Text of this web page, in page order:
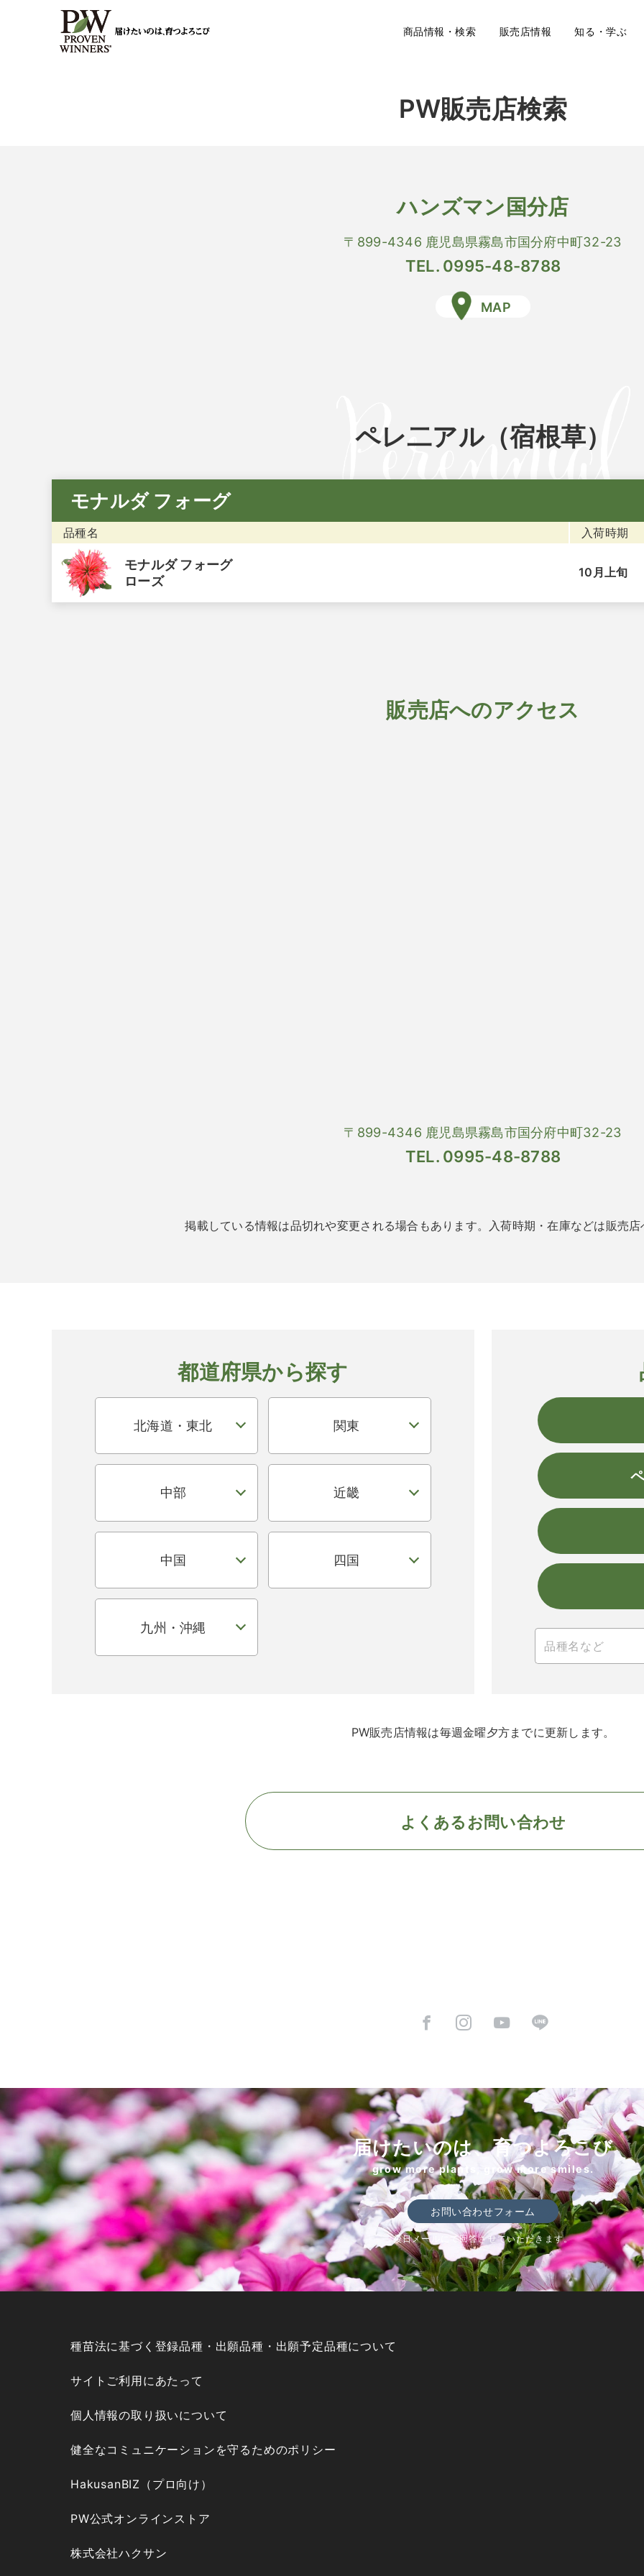
商品情報・検索 販売店情報 知る・学ぶ
PW販売店検索
ハンズマン国分店
〒899-4346 鹿児島県霧島市国分府中町32-23
TEL. 0995-48-8788
MAP
ペレ二アル（宿根草）
モナルダ フォーグ
品種名 入荷時期
モナルダ フォーグ
ローズ
10月上旬
販売店へのアクセス
〒899-4346 鹿児島県霧島市国分府中町32-23
TEL. 0995-48-8788
掲載している情報は品切れや変更される場合もあります。入荷時期・在庫などは販売店
都道府県から探す
北海道・東北 関東
中部 近畿
中国 四国
九州・沖縄
PW販売店情報は毎週金曜夕方までに更新します。
よくあるお問い合わせ
届けたいのは、育つよろこび
grow more plants, grow more smiles.
お問い合わせフォーム
後日メールにて回答させていただきます。
種苗法に基づく登録品種・出願品種・出願予定品種について
サイトご利用にあたって
個人情報の取り扱いについて
健全なコミュニケーションを守るためのポリシー
HakusanBIZ（プロ向け）
PW公式オンラインストア
株式会社ハクサン